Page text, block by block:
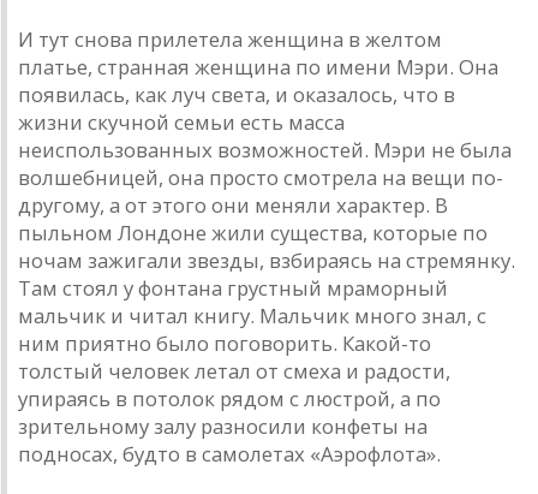
И тут снова прилетела женщина в желтом
платье, странная женщина по имени Мэри. Она
появилась, как луч света, и оказалось, что в
жизни скучной семьи есть масса
неиспользованных возможностей. Мэри не была
волшебницей, она просто смотрела на вещи по-
другому, а от этого они меняли характер. В
пыльном Лондоне жили существа, которые по
ночам зажигали звезды, взбираясь на стремянку.
Там стоял у фонтана грустный мраморный
мальчик и читал книгу. Мальчик много знал, с
ним приятно было поговорить. Какой-то
толстый человек летал от смеха и радости,
упираясь в потолок рядом с люстрой, а по
зрительному залу разносили конфеты на
подносах, будто в самолетах «Аэрофлота».